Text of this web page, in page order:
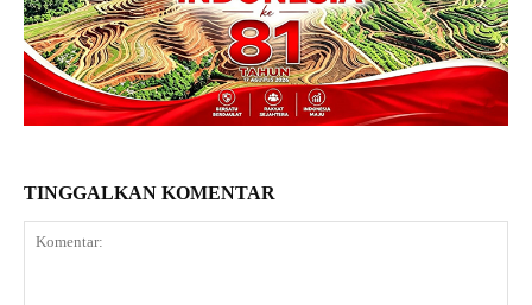
TINGGALKAN KOMENTAR